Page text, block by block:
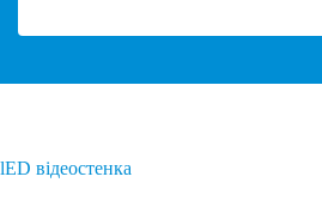
lED відеостенка